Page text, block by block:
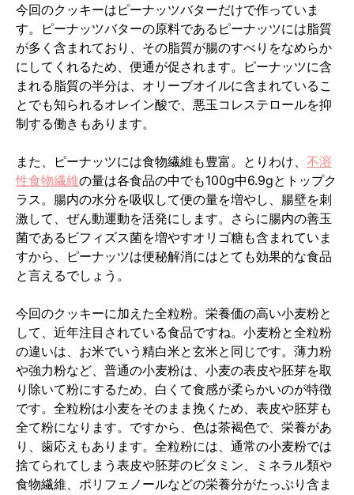
今回のクッキーはピーナッツバターだけで作っていま
す。ピーナッツバターの原料であるピーナッツには脂質
が多く含まれており、その脂質が腸のすべりをなめらか
にしてくれるため、便通が促されます。ピーナッツに含
まれる脂質の半分は、オリーブオイルに含まれているこ
とでも知られるオレイン酸で、悪玉コレステロールを抑
制する働きもあります。
また、ピーナッツには食物繊維も豊富。とりわけ、 不溶
性食物繊維の量は各食品の中でも100g中6.9gとトップク
ラス。腸内の水分を吸収して便の量を増やし、腸壁を刺
激して、ぜん動運動を活発にします。さらに腸内の善玉
菌であるビフィズス菌を増やすオリゴ糖も含まれていま
すから、ピーナッツは便秘解消にはとても効果的な食品
と言えるでしょう。
今回のクッキーに加えた全粒粉。栄養価の高い小麦粉と
して、近年注目されている食品ですね。小麦粉と全粒粉
の違いは、お米でいう精白米と玄米と同じです。薄力粉
や強力粉など、普通の小麦粉は、小麦の表皮や胚芽を取
り除いて粉にするため、白くて食感が柔らかいのが特徴
です。全粒粉は小麦をそのまま挽くため、表皮や胚芽も
全て粉になります。ですから、色は茶褐色で、栄養があ
り、歯応えもあります。全粒粉には、通常の小麦粉では
捨てられてしまう表皮や胚芽のビタミン、ミネラル類や
食物繊維、ポリフェノールなどの栄養分がたっぷり含ま